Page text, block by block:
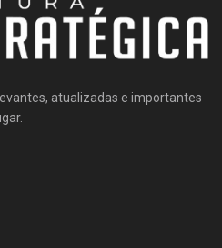
atualizadas e importantes